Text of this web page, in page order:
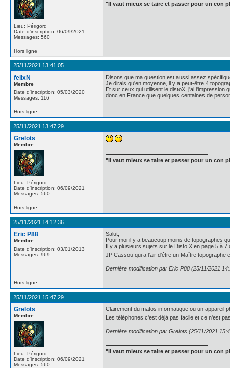
Lieu: Périgord
Date d'inscription: 06/09/2021
Messages: 560
"Il vaut mieux se taire et passer pour un con
Hors ligne
25/11/2021 13:41:05
felixN
Membre
Date d'inscription: 05/03/2020
Messages: 116
Disons que ma question est aussi assez
Je dirais qu'en moyenne, il y a peut-être 4
Et sur ceux qui utilisent le distoX, j'ai l'impression
donc en France que quelques centaines de
Hors ligne
25/11/2021 13:47:29
Grelots
Membre
Lieu: Périgord
Date d'inscription: 06/09/2021
Messages: 560
"Il vaut mieux se taire et passer pour un con
Hors ligne
25/11/2021 14:12:36
Eric P88
Membre
Date d'inscription: 03/01/2013
Messages: 969
Salut,
Pour moi il y a beaucoup moins de topographes
Il y a plusieurs sujets sur le Disto X en page 5 à
JP Cassou qui a l'air d'être un Maître topographe
Dernière modification par Eric P88 (25/11/2021
Hors ligne
25/11/2021 15:47:29
Grelots
Membre
Lieu: Périgord
Date d'inscription: 06/09/2021
Messages: 560
Clairement du matos informatique ou un appareil
Les téléphones c'est déjà pas facile et ce n'est
Dernière modification par Grelots (25/11/2021
"Il vaut mieux se taire et passer pour un con